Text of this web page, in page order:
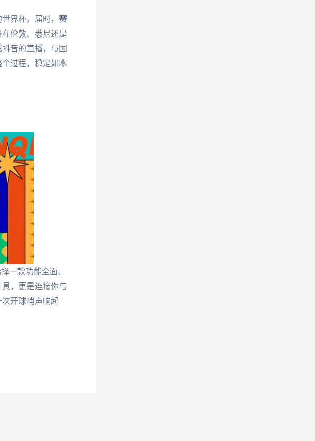
界杯。届时，赛
伦敦、悉尼还是
音的直播，与国
过程，稳定如本
一款功能全面、
，更是连接你与
开球哨声响起